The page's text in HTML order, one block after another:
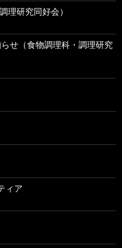
理研究同好会）
せ（食物調理科・調理研究
ィア